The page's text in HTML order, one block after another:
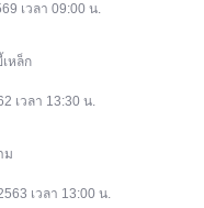
เวลา 09:00 น.
หล็ก
เวลา 13:30 น.
ม
เวลา 13:00 น.